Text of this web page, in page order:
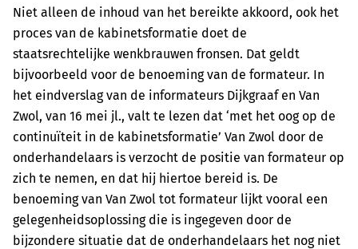
Niet alleen de inhoud van het bereikte akkoord, ook het
proces van de kabinetsformatie doet de
staatsrechtelijke wenkbrauwen fronsen. Dat geldt
bijvoorbeeld voor de benoeming van de formateur. In
het eindverslag van de informateurs Dijkgraaf en Van
Zwol, van 16 mei jl., valt te lezen dat ‘met het oog op de
continuïteit in de kabinetsformatie’ Van Zwol door de
onderhandelaars is verzocht de positie van formateur op
zich te nemen, en dat hij hiertoe bereid is. De
benoeming van Van Zwol tot formateur lijkt vooral een
gelegenheidsoplossing die is ingegeven door de
bijzondere situatie dat de onderhandelaars het nog niet